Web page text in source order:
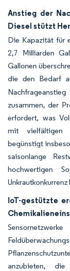
Anstieg der
Diesel stützt
Die Kapazität für
2,7 Milliarden
Gallonen
die den Bedarf
zusammen, der
erfordert, was
mit vielfältigen
begünstigt
saisonlange
hochwertigen
Unkrautkonkurrenz
IoT-gestützte
anzubieten,